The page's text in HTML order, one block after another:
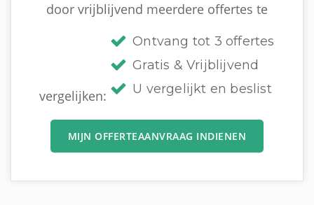
door vrijblijvend meerdere offertes te
vergelijken:
Ontvang tot 3 offertes
Gratis & Vrijblijvend
U vergelijkt en beslist
MIJN OFFERTEAANVRAAG INDIENEN